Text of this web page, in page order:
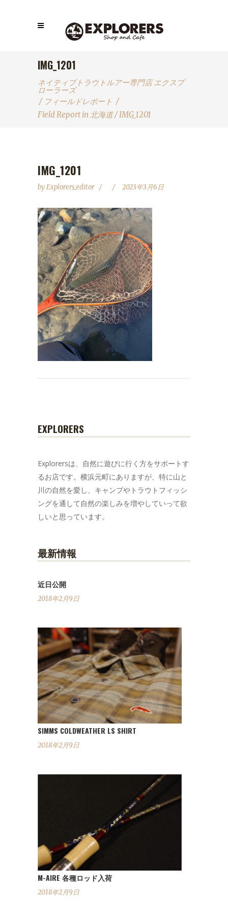
IMG_1201
ネイティブトラウトルアー専門店 エクスプ
ローラーズ
/ フィールドレポート /
Field Report in 北海道/IMG_1201
IMG_1201
byExplorers_editor 2023年3月6日
EXPLORERS
Explorersは、自然に遊びに行く方をサポートす
るお店です。横浜元町にありますが、特に山と
川の自然を愛し、キャンプやトラウトフィッシ
ングを通して自然の楽しみを増やしていって欲
しいと思っています。
最新情報
近日公開
2018年2月9日
SIMMS COLDWEATHER LS SHIRT
2018年2月9日
M-AIRE 各種ロッド入荷
2018年2月9日